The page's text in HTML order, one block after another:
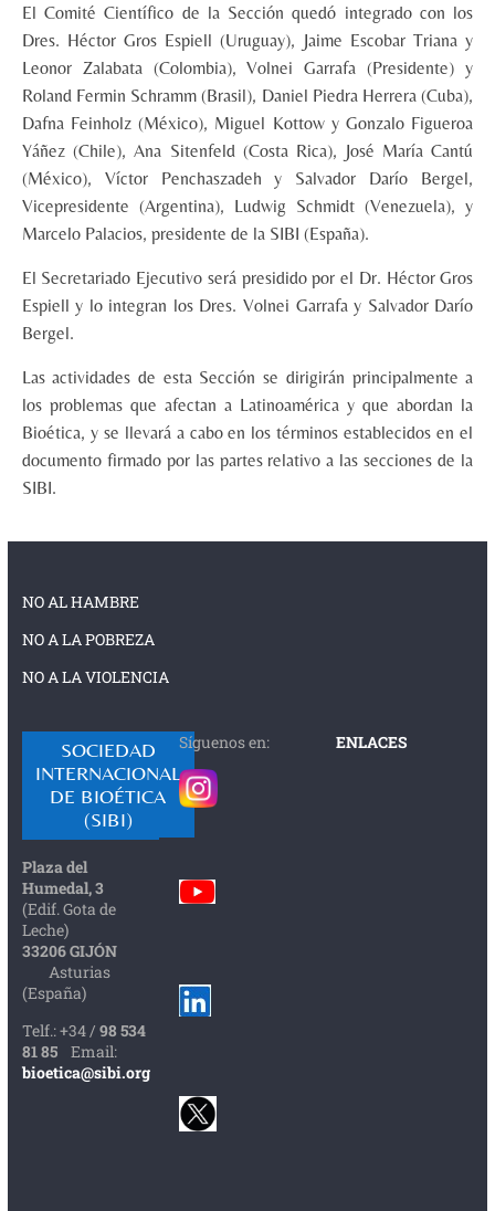
El Comité Científico de la Sección quedó integrado con los
Dres. Héctor Gros Espiell (Uruguay), Jaime Escobar Triana y
Leonor Zalabata (Colombia), Volnei Garrafa (Presidente) y
Roland Fermin Schramm (Brasil), Daniel Piedra Herrera (Cuba),
Dafna Feinholz (México), Miguel Kottow y Gonzalo Figueroa
Yáñez (Chile), Ana Sitenfeld (Costa Rica), José María Cantú
(México), Víctor Penchaszadeh y Salvador Darío Bergel,
Vicepresidente (Argentina), Ludwig Schmidt (Venezuela), y
Marcelo Palacios, presidente de la SIBI (España).
El Secretariado Ejecutivo será presidido por el Dr. Héctor Gros
Espiell y lo integran los Dres. Volnei Garrafa y Salvador Darío
Bergel.
Las actividades de esta Sección se dirigirán principalmente a
los problemas que afectan a Latinoamérica y que abordan la
Bioética, y se llevará a cabo en los términos establecidos en el
documento firmado por las partes relativo a las secciones de la
SIBI.
NO AL HAMBRE
NO A LA POBREZA
NO A LA VIOLENCIA
SOCIEDAD
INTERNACIONAL
DE BIOÉTICA
(SIBI)
Plaza del
Humedal, 3
(Edif. Gota de
Leche)
33206 GIJÓN
Asturias
(España)
Telf.: +34 / 98 534
81 85
Email:
bioetica@sibi.org
Síguenos en: ENLACES